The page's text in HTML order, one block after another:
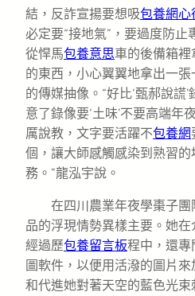
結，反詐宣揚要想吸包養網心
必定要“接地氣”，要過度防止
從悍馬包養意思車的後備箱
的東西，小心翼翼地拿出一
的傳媒抽像。“好比‘甄郝說謊
意了錄像要‘土味’不要高端年
厲說教，文字要活躍不包養網
個，讓大師感觸感染到熟習
務。”龍泓宇說。
在四川農業年夜學棗子團
品的浮現情勢異樣主要。她
經過歷包養留言板程中，還專
圖軟件，以便用活潑的圖片
和代進她對著天空的藍色光